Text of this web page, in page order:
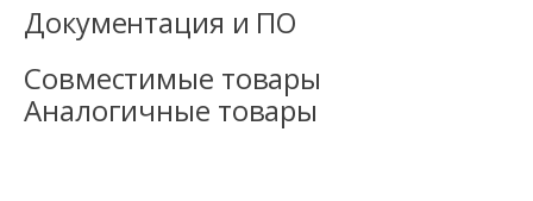
Документация и ПО
Совместимые товары
Аналогичные товары